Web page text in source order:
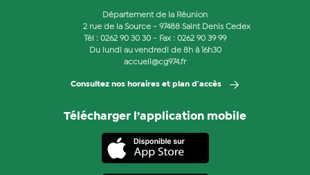
Département de la Réunion
2 rue de la Source - 97488 Saint Denis Cedex
Tél : 0262 90 30 30 - Fax : 0262 90 39 99
Du lundi au vendredi de 8h à 16h30
accueil@cg974.fr
Consultez nos horaires et plan d'accès
Télécharger l’application mobile